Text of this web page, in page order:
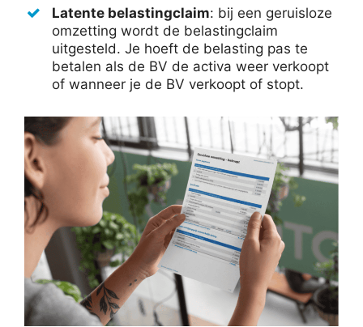
Latente belastingclaim: bij een geruisloze
omzetting wordt de belastingclaim
uitgesteld. Je hoeft de belasting pas te
betalen als de BV de activa weer verkoopt
of wanneer je de BV verkoopt of stopt.